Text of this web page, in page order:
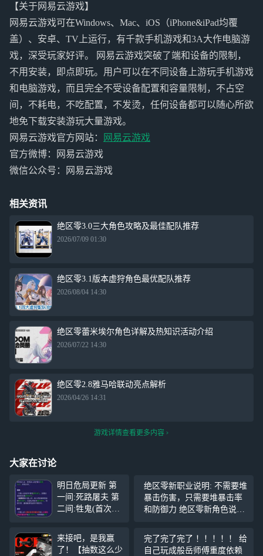
【关于网易云游戏】
网易云游戏可在Windows、Mac、iOS（iPhone&iPad均覆
盖）、安卓、TV上运行，有千款手机游戏和3A大作电脑游
戏，深受玩家好评。 网易云游戏突破了端和设备的限制，
不用安装，即点即玩。用户可以在不同设备上游玩手机游戏
和电脑游戏，而且完全不受设备配置和容量限制，不占空
间，不耗电，不吃配置，不发烫，任何设备都可以随心所欲
地免下载安装游玩大量游戏。
网易云游戏官方网站：
网易云游戏
官方微博：网易云游戏
微信公众号：网易云游戏
相关资讯
绝区零3.0三大角色攻略及最佳配队推荐
2026/07/09 01:30
绝区零3.1版本虚狩角色最优配队推荐
2026/08/04 14:30
绝区零蕾米埃尔角色详解及热知识活动介绍
2026/07/22 14:30
绝区零2.8雅马哈联动亮点解析
2026/04/26 14:31
游戏详情查看更多内容
大家在讨论
明日危局更新 第
一间:死路屠夫 第
二间:牲鬼(首次突
未知侵蚀复构体 p
s:环境buff如下
绝区零新职业说明: 不需要堆
暴击伤害，只需要堆暴击率
和防御力 绝区零新角色说明:
系击破
来接吧，是我赢
了！【抽数这么少
完了完了完了 ！！！！！ 给
自己玩成般岳师傅重度依赖